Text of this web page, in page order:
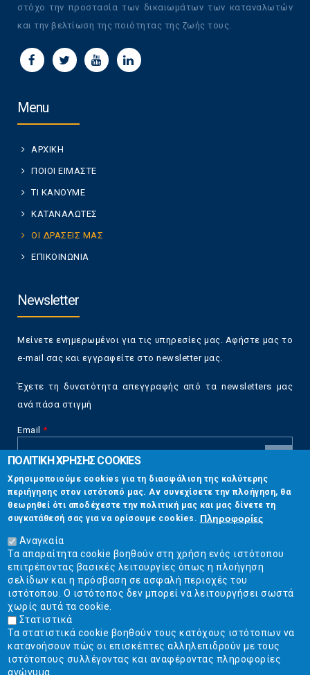
στόχο την προστασία των δικαιωμάτων των καταναλωτών
και την βελτίωση της ποιότητας της ζωής τους.
Menu
ΑΡΧΙΚΗ
ΠΟΙΟΙ ΕΙΜΑΣΤΕ
ΤΙ ΚΑΝΟΥΜΕ
ΚΑΤΑΝΑΛΩΤΕΣ
ΟΙ ΔΡΑΣΕΙΣ ΜΑΣ
ΕΠΙΚΟΙΝΩΝΙΑ
Newsletter
Μείνετε ενημερωμένοι για τις υπηρεσίες μας. Αφήστε μας το
e-mail σας και εγγραφείτε στο newsletter μας.
Έχετε τη δυνατότητα απεγγραφής από τα newsletters μας
ανά πάσα στιγμή
Email *
CAPTCHA
This
question is
for testing
whether or
not you are a
human visitor
and to
prevent
automated
spam
submissions.
5+2
Επικοινωνία
Στουρνάρη 17, Αθήνα 10683
2103304444
info@ekpizo.gr
www.ekpizo.gr
Δευ - Πεμ:10:00 πμ - 2:00 μμ
Σάβ - Κυρ: Κλειστά
ΠΟΛΙΤΙΚΗ ΧΡΗΣΗΣ COOKIES
Χρησιμοποιούμε cookies για τη διασφάλιση της καλύτερης
περιήγησης στον ιστότοπό μας. Αν συνεχίσετε την πλοήγηση, θα
θεωρηθεί ότι αποδέχεστε την πολιτική μας και μας δίνετε τη
συγκατάθεσή σας για να ορίσουμε cookies. Πληροφορίες
Αναγκαία
Τα απαραίτητα cookie βοηθούν στη χρήση ενός ιστότοπου
επιτρέποντας βασικές λειτουργίες όπως η πλοήγηση
σελίδων και η πρόσβαση σε ασφαλή περιοχές του
ιστότοπου. Ο ιστότοπος δεν μπορεί να λειτουργήσει σωστά
χωρίς αυτά τα cookie.
Στατιστικά
Τα στατιστικά cookie βοηθούν τους κατόχους ιστότοπων να
κατανοήσουν πώς οι επισκέπτες αλληλεπιδρούν με τους
ιστότοπους συλλέγοντας και αναφέροντας πληροφορίες
ανώνυμα.